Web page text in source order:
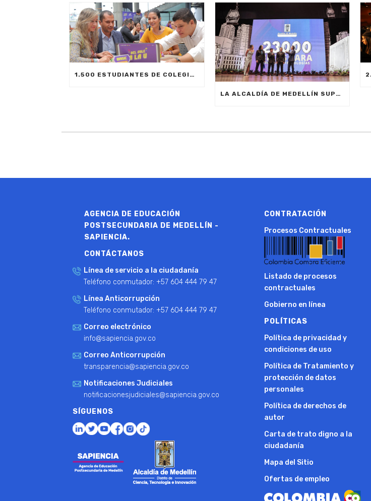
1.500 ESTUDIANTES DE COLEGIOS OFICIALES VIVIRÁN SU PRIMERA EXPERIENCIA UNIVERSITARIA
LA ALCALDÍA DE MEDELLÍN SUPERÓ LA META CON LA ENTREGA DE 23.000 BECAS EDUCATIVAS
AGENCIA DE EDUCACIÓN
POSTSECUNDARIA DE MEDELLÍN -
SAPIENCIA.
CONTÁCTANOS
Línea de servicio a la ciudadanía
Teléfono conmutador: +57 604 444 79 47
Línea Anticorrupción
Teléfono conmutador: +57 604 444 79 47
Correo electrónico
info@sapiencia.gov.co
Correo Anticorrupción
transparencia@sapiencia.gov.co
Notificaciones Judiciales
notificacionesjudiciales@sapiencia.gov.co
SÍGUENOS
CONTRATACIÓN
Procesos Contractuales
Listado de procesos
contractuales
Gobierno en línea
POLÍTICAS
Política de privacidad y
condiciones de uso
Política de Tratamiento y
protección de datos
personales
Política de derechos de
autor
Carta de trato digno a la
ciudadanía
Mapa del Sitio
Ofertas de empleo